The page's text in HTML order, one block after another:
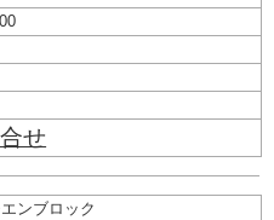
せ
ンブロック